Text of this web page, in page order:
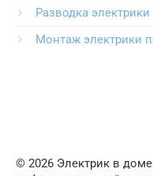
Разводка
Монтаж электрики
© 2026 Электрик в